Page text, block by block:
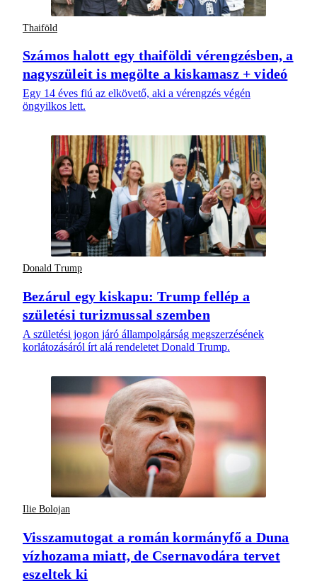
Thaiföld
Számos halott egy thaiföldi vérengzésben, a
nagyszüleit is megölte a kiskamasz + videó
Egy 14 éves fiú az elkövető, aki a vérengzés végén
öngyilkos lett.
Donald Trump
Bezárul egy kiskapu: Trump fellép a
születési turizmussal szemben
A születési jogon járó állampolgárság megszerzésének
korlátozásáról írt alá rendeletet Donald Trump.
Ilie Bolojan
Visszamutogat a román kormányfő a Duna
vízhozama miatt, de Csernavodára tervet
eszeltek ki